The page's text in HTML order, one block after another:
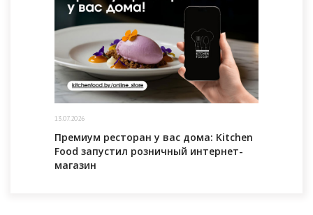
13.07.2026
Премиум ресторан у вас дома: Kitchen
Food запустил розничный интернет-
магазин